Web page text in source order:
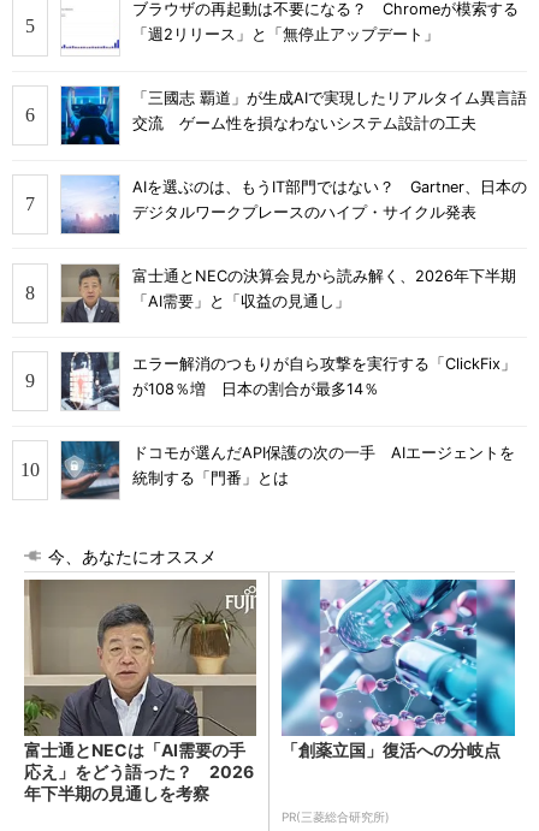
ブラウザの再起動は不要になる？ Chromeが模索する
「週2リリース」と「無停止アップデート」
「三國志 覇道」が生成AIで実現したリアルタイム異言語
交流 ゲーム性を損なわないシステム設計の工夫
AIを選ぶのは、もうIT部門ではない？ Gartner、日本の
デジタルワークプレースのハイプ・サイクル発表
富士通とNECの決算会見から読み解く、2026年下半期
「AI需要」と「収益の見通し」
エラー解消のつもりが自ら攻撃を実行する「ClickFix」
が108％増 日本の割合が最多14％
ドコモが選んだAPI保護の次の一手 AIエージェントを
統制する「門番」とは
今、あなたにオススメ
富士通とNECは「AI需要の手
応え」をどう語った？ 2026
年下半期の見通しを考察
「創薬立国」復活への分岐点
PR(三菱総合研究所)